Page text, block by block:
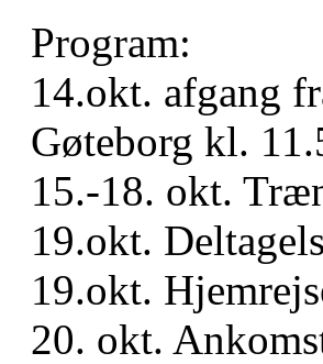
Program:
14.okt. afgang
Gøteborg kl.
15.-18. okt.
19.okt.
19.okt.
20. okt.